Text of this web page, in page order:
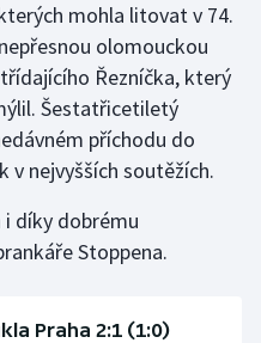
mohla litovat v 74.
olomouckou
Řezníčka, který
Šestatřicetiletý
příchodu do
v nejvyšších soutěžích.
i díky dobrému
Stoppena.
Praha 2:1 (1:0)